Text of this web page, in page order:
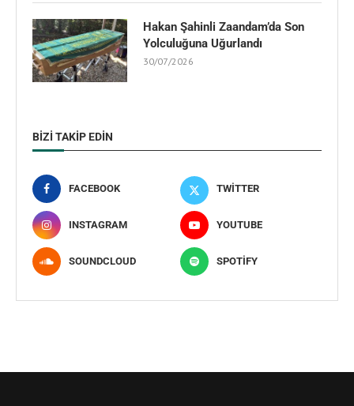
Hakan Şahinli Zaandam’da Son
Yolculuğuna Uğurlandı
30/07/2026
BIZI TAKIP EDIN
FACEBOOK TWITTER
INSTAGRAM YOUTUBE
SOUNDCLOUD SPOTIFY